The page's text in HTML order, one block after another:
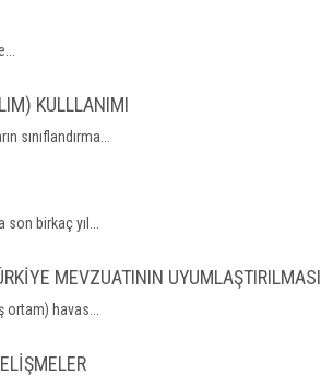
KULLLANIMI
sınıflandırma...
birkaç yıl...
MEVZUATININ UYUMLAŞTIRILMASI
havas...